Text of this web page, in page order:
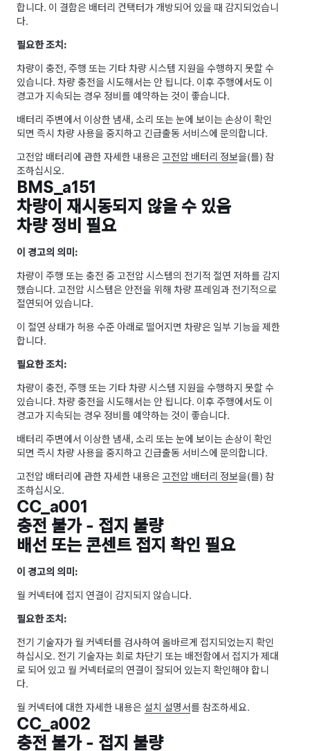
합니다. 이 결함은 배터리 컨택터가 개방되어 있을 때 감지되었습니
다.
필요한 조치:
차량이 충전, 주행 또는 기타 차량 시스템 지원을 수행하지 못할 수
있습니다. 차량 충전을 시도해서는 안 됩니다. 이후 주행에서도 이
경고가 지속되는 경우 정비를 예약하는 것이 좋습니다.
배터리 주변에서 이상한 냄새, 소리 또는 눈에 보이는 손상이 확인
되면 즉시 차량 사용을 중지하고 긴급출동 서비스에 문의합니다.
고전압 배터리에 관한 자세한 내용은고전압 배터리 정보을(를) 참
조하십시오.
BMS_a151
차량이 재시동되지 않을 수 있음
차량 정비 필요
이 경고의 의미:
차량이 주행 또는 충전 중 고전압 시스템의 전기적 절연 저하를 감지
했습니다. 고전압 시스템은 안전을 위해 차량 프레임과 전기적으로
절연되어 있습니다.
이 절연 상태가 허용 수준 아래로 떨어지면 차량은 일부 기능을 제한
합니다.
필요한 조치:
차량이 충전, 주행 또는 기타 차량 시스템 지원을 수행하지 못할 수
있습니다. 차량 충전을 시도해서는 안 됩니다. 이후 주행에서도 이
경고가 지속되는 경우 정비를 예약하는 것이 좋습니다.
배터리 주변에서 이상한 냄새, 소리 또는 눈에 보이는 손상이 확인
되면 즉시 차량 사용을 중지하고 긴급출동 서비스에 문의합니다.
고전압 배터리에 관한 자세한 내용은고전압 배터리 정보을(를) 참
조하십시오.
CC_a001
충전 불가 - 접지 불량
배선 또는 콘센트 접지 확인 필요
이 경고의 의미:
월 커넥터에 접지 연결이 감지되지 않습니다.
필요한 조치:
전기 기술자가 월 커넥터를 검사하여 올바르게 접지되었는지 확인
하십시오. 전기 기술자는 회로 차단기 또는 배전함에서 접지가 제대
로 되어 있고 월 커넥터로의 연결이 잘되어 있는지 확인해야 합니
다.
월 커넥터에 대한 자세한 내용은 설치 설명서를 참조하세요.
CC_a002
충전 불가 - 접지 불량